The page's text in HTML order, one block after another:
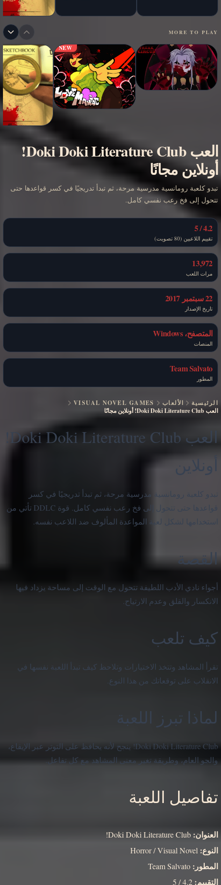
MORE TO PLAY
NEW
العب Doki Doki Literature Club!
أونلاين مجانًا
تبدو كلعبة رومانسية مدرسية مرحة، ثم تبدأ تدريجيًا في كسر قواعدها حتى
تتحول إلى فخ رعب نفسي كامل.
4.2 / 5
تقييم اللاعبين (80 تصويت)
13,972
مرات اللعب
22 سبتمبر 2017
تاريخ الإصدار
المتصفح، Windows
المنصات
Team Salvato
المطور
الرئيسية الألعاب
VISUAL NOVEL GAMES
العب Doki Doki Literature Club! أونلاين مجانًا
أونلاين
تبدو كلعبة رومانسية مدرسية مرحة، ثم تبدأ تدريجيًا في كسر
قواعدها حتى تتحول إلى فخ رعب نفسي كامل. قوة DDLC تأتي من
استخدامها لشكل لعبة المواعدة المألوف ضد اللاعب نفسه.
القصة
أجواء نادي الأدب اللطيفة تتحول مع الوقت إلى مساحة يزداد فيها
الانكسار والقلق وعدم الارتياح.
كيف تلعب
تقرأ المشاهد وتتخذ الاختيارات وتلاحظ كيف تبدأ اللعبة نفسها في
الانقلاب على توقعاتك من هذا النوع.
لماذا تبرز اللعبة
Doki Doki Literature Club! ينجح لأنه يحافظ على التوتر عبر الإيقاع،
والجو العام، وطريقة تغير معنى المشاهد مع كل تفاعل.
تفاصيل اللعبة
العنوان:
النوع:
المطور:
التقييم: